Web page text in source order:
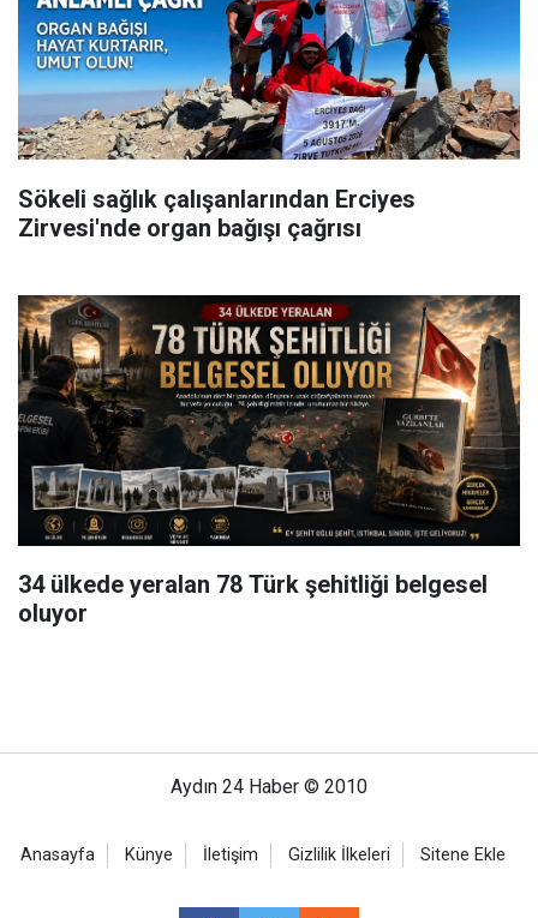
Sökeli sağlık çalışanlarından Erciyes
Zirvesi'nde organ bağışı çağrısı
34 ülkede yeralan 78 Türk şehitliği belgesel
oluyor
Aydın 24 Haber © 2010
Anasayfa Künye İletişim Gizlilik İlkeleri Sitene Ekle